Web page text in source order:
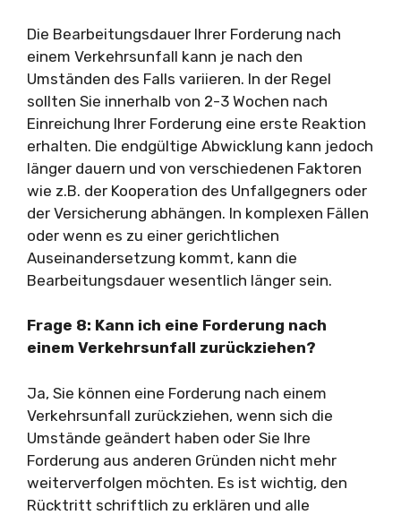
Die Bearbeitungsdauer Ihrer Forderung nach
einem Verkehrsunfall kann je nach den
Umständen des Falls variieren. In der Regel
sollten Sie innerhalb von 2-3 Wochen nach
Einreichung Ihrer Forderung eine erste Reaktion
erhalten. Die endgültige Abwicklung kann jedoch
länger dauern und von verschiedenen Faktoren
wie z.B. der Kooperation des Unfallgegners oder
der Versicherung abhängen. In komplexen Fällen
oder wenn es zu einer gerichtlichen
Auseinandersetzung kommt, kann die
Bearbeitungsdauer wesentlich länger sein.
Frage 8: Kann ich eine Forderung nach
einem Verkehrsunfall zurückziehen?
Ja, Sie können eine Forderung nach einem
Verkehrsunfall zurückziehen, wenn sich die
Umstände geändert haben oder Sie Ihre
Forderung aus anderen Gründen nicht mehr
weiterverfolgen möchten. Es ist wichtig, den
Rücktritt schriftlich zu erklären und alle